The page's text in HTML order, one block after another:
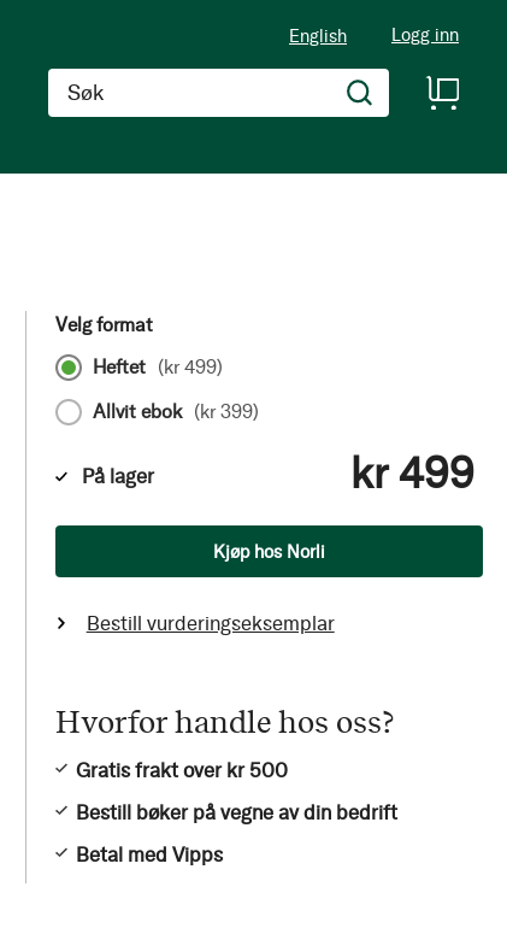
English Logg inn
Søk
Velg format
Heftet (kr 499)
Allvit ebok (kr 399)
På lager kr 499
Kjøp hos Norli
Bestill vurderingseksemplar
Hvorfor handle hos oss?
Gratis frakt over kr 500
Bestill bøker på vegne av din bedrift
Betal med Vipps